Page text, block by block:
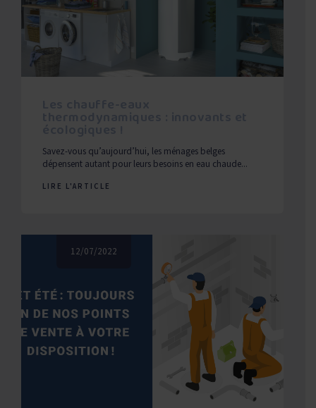
Savez-vous qu’aujourd’hui, les ménages belges
dépensent autant pour leurs besoins en eau chaude...
LIRE L'ARTICLE
12/07/2022